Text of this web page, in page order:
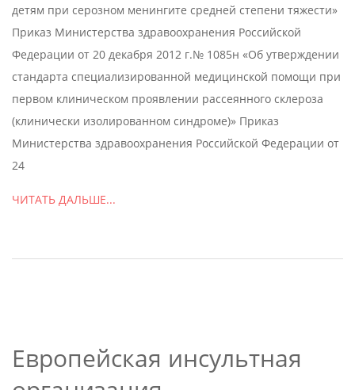
детям при серозном менингите средней степени тяжести»
Приказ Министерства здравоохранения Российской
Федерации от 20 декабря 2012 г.№ 1085н «Об утверждении
стандарта специализированной медицинской помощи при
первом клиническом проявлении рассеянного склероза
(клинически изолированном синдроме)» Приказ
Министерства здравоохранения Российской Федерации от
24
ЧИТАТЬ ДАЛЬШЕ...
Европейская инсультная